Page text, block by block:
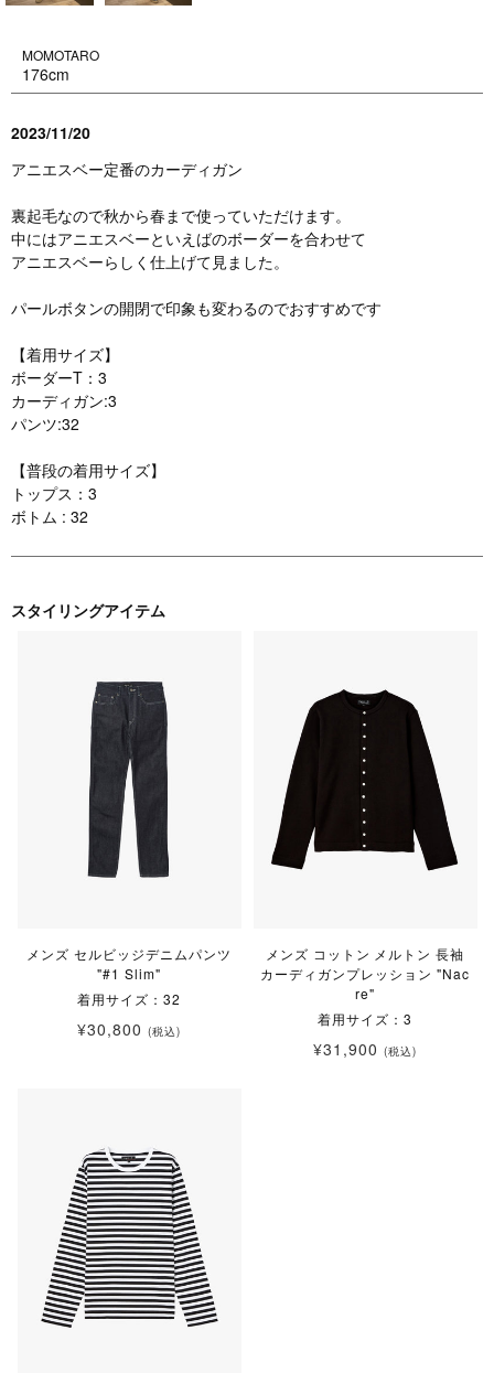
MOMOTARO
176cm
2023/11/20
アニエスベー定番のカーディガン
裏起毛なので秋から春まで使っていただけます。
中にはアニエスベーといえばのボーダーを合わせて
アニエスベーらしく仕上げて見ました。
パールボタンの開閉で印象も変わるのでおすすめです
【着用サイズ】
ボーダーT：3
カーディガン:3
パンツ:32
【普段の着用サイズ】
トップス：3
ボトム : 32
スタイリングアイテム
メンズ セルビッジデニムパンツ
"#1 Slim"
着用サイズ：32
¥30,800 (税込)
メンズ コットン メルトン 長袖
カーディガンプレッション "Nac
re"
着用サイズ：3
¥31,900 (税込)